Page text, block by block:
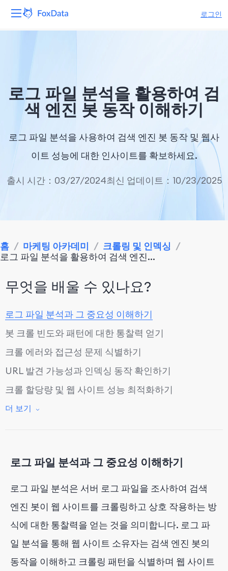
로그인
솔루션
회사
로그 파일 분석을 활용하여 검
색 엔진 봇 동작 이해하기
로그 파일 분석을 사용하여 검색 엔진 봇 동작 및 웹사
이트 성능에 대한 인사이트를 확보하세요.
출시 시간：03/27/2024최신 업데이트：10/23/2025
홈 / 마케팅 아카데미 / 크롤링 및 인덱싱 /
로그 파일 분석을 활용하여 검색 엔진...
무엇을 배울 수 있나요?
로그 파일 분석과 그 중요성 이해하기
봇 크롤 빈도와 패턴에 대한 통찰력 얻기
크롤 에러와 접근성 문제 식별하기
URL 발견 가능성과 인덱싱 동작 확인하기
크롤 할당량 및 웹 사이트 성능 최적화하기
결론: 로그 파일 분석을 통한 웹 사이트 성능 향상
더 보기
로그 파일 분석과 그 중요성 이해하기
로그 파일 분석은 서버 로그 파일을 조사하여 검색
엔진 봇이 웹 사이트를 크롤링하고 상호 작용하는 방
식에 대한 통찰력을 얻는 것을 의미합니다. 로그 파
일 분석을 통해 웹 사이트 소유자는 검색 엔진 봇의
동작을 이해하고 크롤링 패턴을 식별하며 웹 사이트